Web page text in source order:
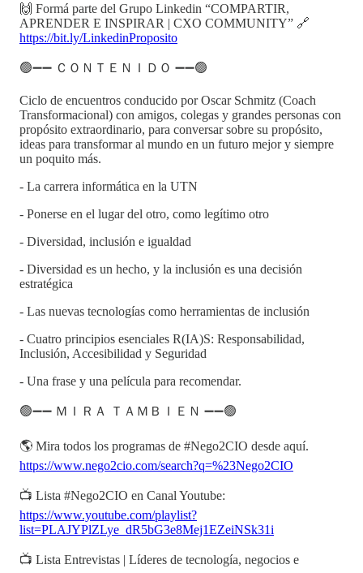
🙌 Formá parte del Grupo Linkedin “COMPARTIR,
APRENDER E INSPIRAR | CXO COMMUNITY” 🔗
https://bit.ly/LinkedinProposito
🟢➖➖ ＣＯＮＴＥＮＩＤＯ ➖➖🟢
Ciclo de encuentros conducido por Oscar Schmitz (Coach
Transformacional) con amigos, colegas y grandes personas con
propósito extraordinario, para conversar sobre su propósito,
ideas para transformar al mundo en un futuro mejor y siempre
un poquito más.
- La carrera informática en la UTN
- Ponerse en el lugar del otro, como legítimo otro
- Diversidad, inclusión e igualdad
- Diversidad es un hecho, y la inclusión es una decisión
estratégica
- Las nuevas tecnologías como herramientas de inclusión
- Cuatro principios esenciales R(IA)S: Responsabilidad,
Inclusión, Accesibilidad y Seguridad
- Una frase y una película para recomendar.
🟢➖➖ ＭＩＲＡ ＴＡＭＢＩＥＮ ➖➖🟢
🌎 Mira todos los programas de #Nego2CIO desde aquí.
https://www.nego2cio.com/search?q=%23Nego2CIO
📺 Lista #Nego2CIO en Canal Youtube:
https://www.youtube.com/playlist?
list=PLAJYPlZLye_dR5bG3e8Mej1EZeiNSk31i
📺 Lista Entrevistas | Líderes de tecnología, negocios e